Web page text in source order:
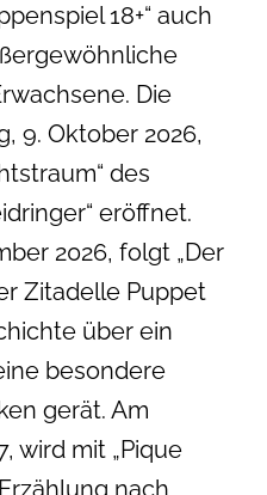
18+“ auch
Die
9. Oktober 2026,
des
eröffnet.
2026, folgt „Der
Zitadelle Puppet
über ein
besondere
gerät. Am
wird mit „Pique
nach